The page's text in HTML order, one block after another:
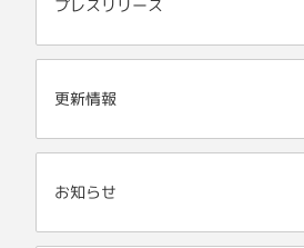
プレスリリース
更新情報
お知らせ